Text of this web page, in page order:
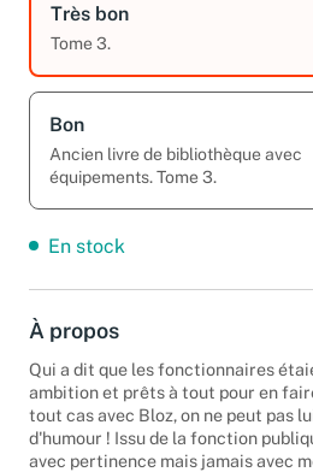
Très bon
Tome 3.
Bon
Ancien livre de bibliothèque avec
équipements. Tome 3.
En stock
À propos
Qui a dit que les fonctionnaires
ambition et prêts à tout pour en
tout cas avec Bloz, on ne peut pas
d'humour ! Issu de la fonction
avec pertinence mais jamais avec